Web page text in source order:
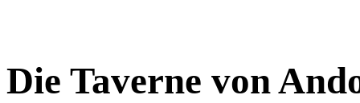
Die Taverne von